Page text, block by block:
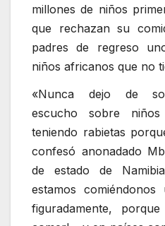
millones de niños
que rechazan su
padres de regreso
niños africanos que no
«Nunca dejo de
escucho sobre
teniendo rabietas
confesó anonadado
de estado de
estamos
figuradamente,